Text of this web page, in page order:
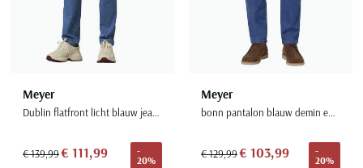
Meyer
Dublin flatfront licht blauw jeans normale fit
€ 139,99€ 111,99
-
20%
Meyer
bonn pantalon blauw demin effen normale fit
€ 129,99€ 103,99
-
20%